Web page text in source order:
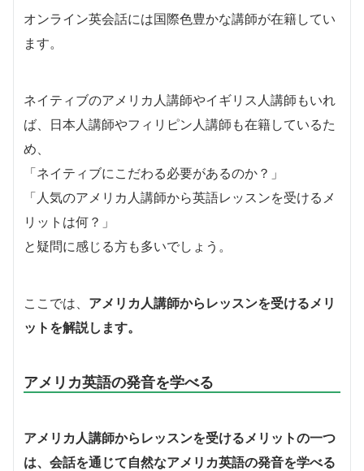
オンライン英会話には国際色豊かな講師が在籍してい
ます。
ネイティブのアメリカ人講師やイギリス人講師もいれ
ば、日本人講師やフィリピン人講師も在籍しているた
め、
「ネイティブにこだわる必要があるのか？」
「人気のアメリカ人講師から英語レッスンを受けるメ
リットは何？」
と疑問に感じる方も多いでしょう。
ここでは、 アメリカ人講師からレッスンを受けるメリ
ットを解説します。
アメリカ英語の発音を学べる
アメリカ人講師からレッスンを受けるメリットの一つ
は、会話を通じて自然なアメリカ英語の発音を学べる